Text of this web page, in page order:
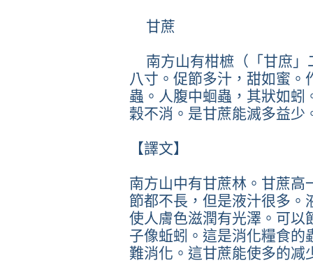
甘蔗
南方山有柑樜（「甘庶」
八寸。促節多汁，甜如蜜
蟲。人腹中蛔蟲，其狀如蚓
穀不消。是甘蔗能滅多益少
【譯文】
南方山中有甘蔗林。甘蔗高
節都不長，但是液汁很多。
使人膚色滋潤有光澤。可以
子像蚯蚓。這是消化糧食的
難消化。這甘蔗能使多的减